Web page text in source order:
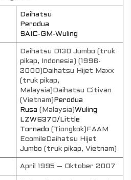
Daihatsu
Perodua
SAIC-GM-Wuling
Daihatsu D130 Jumbo (truk
pikap, Indonesia) (1996-
2000)Daihatsu Hijet Maxx
(truk pikap,
Malaysia)Daihatsu Citivan
(Vietnam)
Perodua
Rusa (Malaysia) Wuling
LZW6370/Little
Tornado (Tiongkok)FAAM
EcomileDaihatsu Hijet
Jumbo (truk pikap, Vietnam)
April 1995 – Oktober 2007